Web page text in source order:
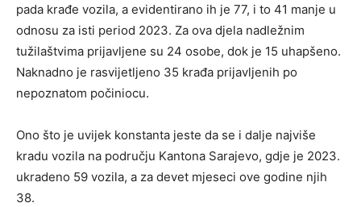
pada krađe vozila, a evidentirano ih je 77, i to 41 manje u
odnosu za isti period 2023. Za ova djela nadležnim
tužilaštvima prijavljene su 24 osobe, dok je 15 uhapšeno.
Naknadno je rasvijetljeno 35 krađa prijavljenih po
nepoznatom počiniocu.
Ono što je uvijek konstanta jeste da se i dalje najviše
kradu vozila na području Kantona Sarajevo, gdje je 2023.
ukradeno 59 vozila, a za devet mjeseci ove godine njih
38.